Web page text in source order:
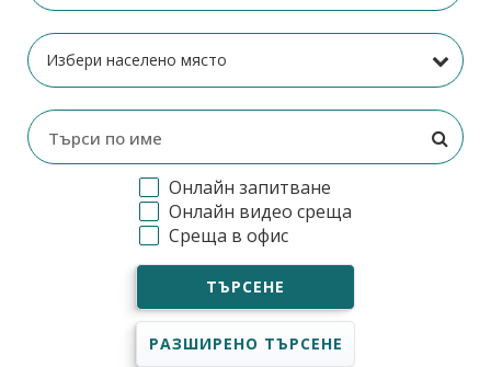
Онлайн запитване
Онлайн видео среща
Среща в офис
ТЪРСЕНЕ
РАЗШИРЕНО ТЪРСЕНЕ